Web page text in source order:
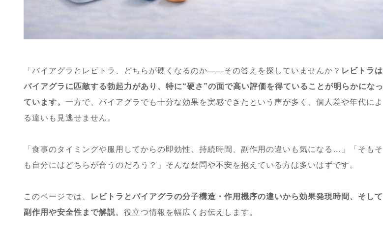
「バイアグラとレビトラ、どちらが硬くなるのか――その答えを探していませんか？ レビトラは
バイアグラに匹敵する勃起力があり、特に“硬さ”の面で高い評価を得ていることが明らかになっ
ています。 一方で、バイアグラでも十分な効果を実感できたという声が多く、個人差や年代によ
る違いも見逃せません。
「食事のタイミングや服用してからの即効性、持続時間、副作用の違いも気になる…」「そもそ
も自分にはどちらが合うのだろう？」そんな疑問や不安を抱えている方は多いはずです。
このページでは、
レビトラとバイアグラの分子構造・作用機序の違いから効果発現時間、そして
副作用や安全性まで解説。役立つ情報を幅広くお伝えします。